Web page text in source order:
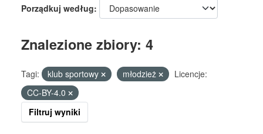
Porządkuj według
Znalezione zbiory: 4
Tagi: klub sportowy młodzież
Licencje:
CC-BY-4.0
Filtruj wyniki